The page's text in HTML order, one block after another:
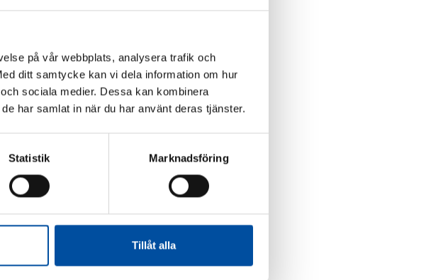
på vår webbplats, analysera trafik och
ditt samtycke kan vi dela information om hur
sociala medier. Dessa kan kombinera
har samlat in när du har använt deras tjänster.
Statistik Marknadsföring
Tillåt alla